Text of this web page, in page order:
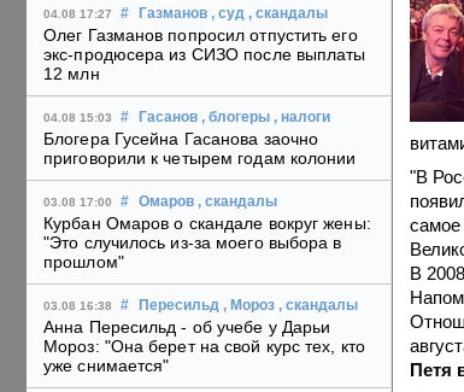
04.08 17:27 # Газманов , суд , скандалы
Олег Газманов попросил отпустить его
экс-продюсера из СИЗО после выплаты
12 млн
04.08 15:03 # Гасанов , блогеры , налоги
Блогера Гусейна Гасанова заочно
приговорили к четырем годам колонии
03.08 17:00 # Омаров , скандалы
Курбан Омаров о скандале вокруг жены:
"Это случилось из-за моего выбора в
прошлом"
03.08 16:38 # Пересильд , Мороз , скандалы
Анна Пересильд - об учебе у Дарьи
Мороз: "Она берет на свой курс тех, кто
уже снимается"
"В
В
Петя